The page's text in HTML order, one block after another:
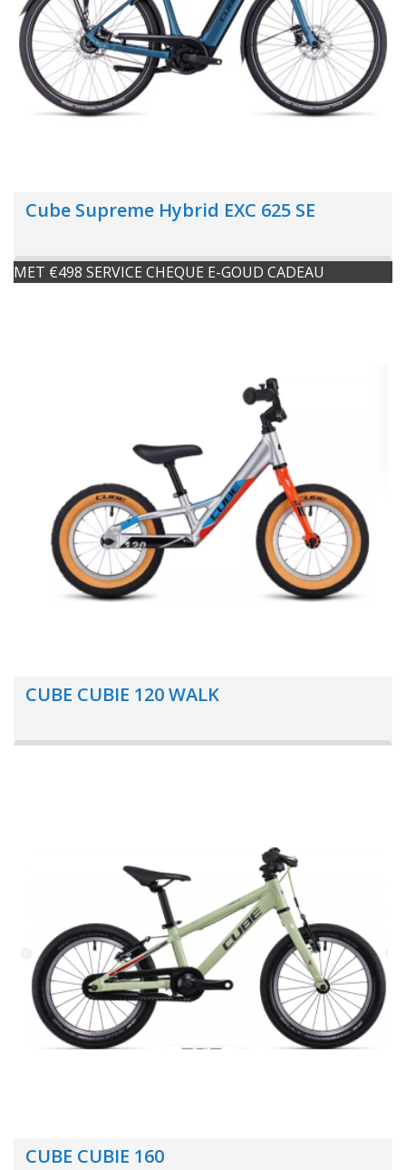
Cube Supreme Hybrid EXC 625 SE
MET €498 SERVICE CHEQUE E-GOUD CADEAU
CUBE CUBIE 120 WALK
CUBE CUBIE 160